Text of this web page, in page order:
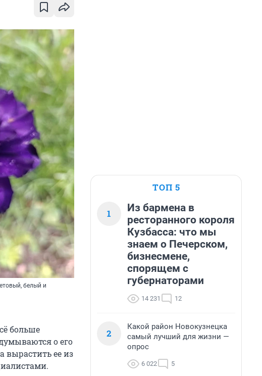
белый и
больше
о его
вырастить ее из
ТОП 5
1
Из бармена в
ресторанного короля
Кузбасса: что мы
знаем о Печерском,
бизнесмене,
спорящем с
губернаторами
14 231 12
2
Какой район Новокузнецка
самый лучший для жизни —
опрос
6 022 5